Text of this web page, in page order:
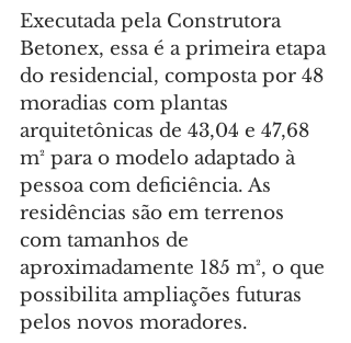
Executada pela Construtora
Betonex, essa é a primeira etapa
do residencial, composta por 48
moradias com plantas
arquitetônicas de 43,04 e 47,68
m² para o modelo adaptado à
pessoa com deficiência. As
residências são em terrenos
com tamanhos de
aproximadamente 185 m², o que
possibilita ampliações futuras
pelos novos moradores.